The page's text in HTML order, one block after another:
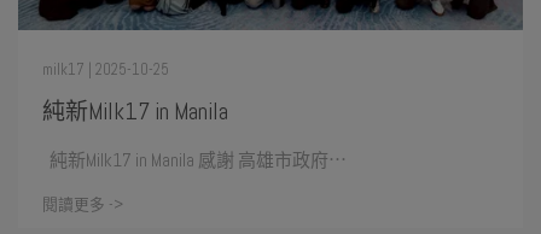
純新Milk17 in Manila
milk17 | 2025-10-25
純新Milk17 in Manila 感謝 高雄市政府⋯
閱讀更多 ->